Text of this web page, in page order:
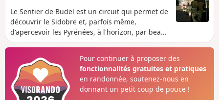
Le Sentier de Budel est un circuit qui permet de
découvrir le Sidobre et, parfois même,
d'apercevoir les Pyrénées, à l'horizon, par beau
temps. Après s'être enfoncé dans la sauvage
sur le plateau pour de beaux panoramas dont la
vue sur le château de Castelfranc et
l'Observatoire du Nautonnier.
Pour continuer à proposer des
fonctionnalités gratuites et pratiques
en randonnée, soutenez-nous en
donnant un petit coup de pouce !